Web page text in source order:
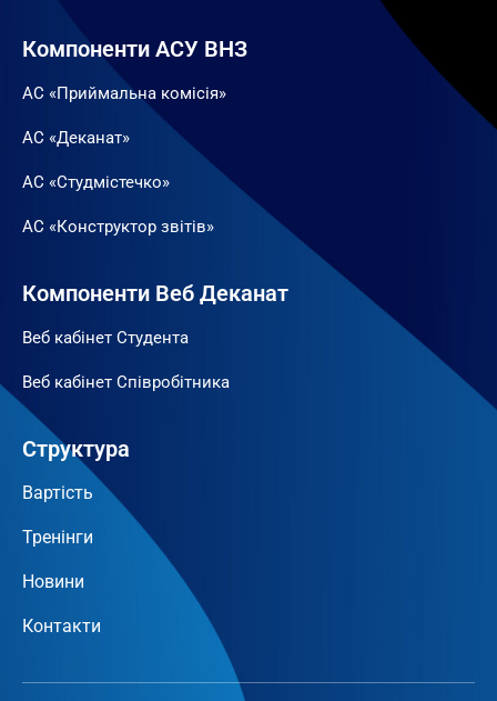
Компоненти АСУ ВНЗ
АС «Приймальна комісія»
АС «Деканат»
АС «Студмістечко»
АС «Конструктор звітів»
Компоненти Веб Деканат
Веб кабінет Студента
Веб кабінет Співробітника
Структура
Вартість
Тренінги
Новини
Контакти